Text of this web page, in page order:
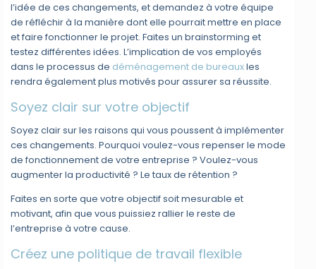
l’idée de ces changements, et demandez à votre équipe
de réfléchir à la manière dont elle pourrait mettre en place
et faire fonctionner le projet. Faites un brainstorming et
testez différentes idées. L’implication de vos employés
dans le processus de déménagement de bureauxles
rendra également plus motivés pour assurer sa réussite.
Soyez clair sur votre objectif
Soyez clair sur les raisons qui vous poussent à implémenter
ces changements. Pourquoi voulez-vous repenser le mode
de fonctionnement de votre entreprise ? Voulez-vous
augmenter la productivité ? Le taux de rétention ?
Faites en sorte que votre objectif soit mesurable et
motivant, afin que vous puissiez rallier le reste de
l’entreprise à votre cause.
Créez une politique de travail flexible